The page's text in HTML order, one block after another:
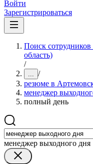
Войти
Зарегистрироваться
Поиск
область)
/
... /
резюме в
менеджер
полный день
менеджер выходного дня